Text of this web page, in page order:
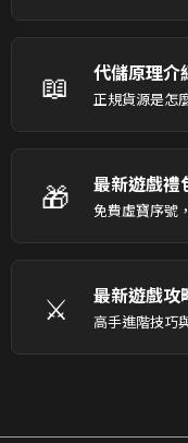
📖 代儲原理介
正規貨源是怎
🎁 最新遊戲禮
免費虛寶序號
⚔️ 最新遊戲攻
高手進階技巧